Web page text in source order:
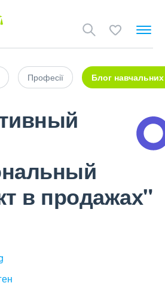
Професії Блог навчальних
в продажах"